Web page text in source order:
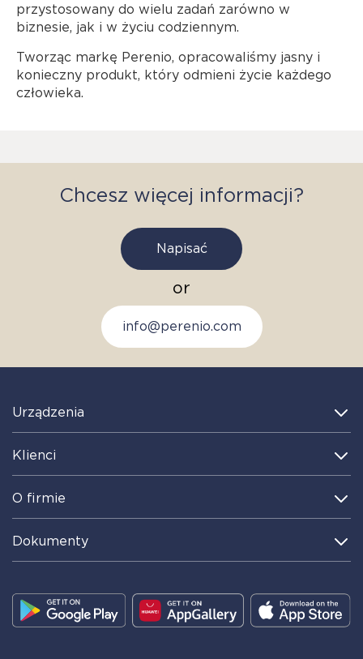
przystosowany do wielu zadań zarówno w
biznesie, jak i w życiu codziennym.
Tworząc markę Perenio, opracowaliśmy jasny i
konieczny produkt, który odmieni życie każdego
człowieka.
Chcesz więcej informacji?
Napisać
or
info@perenio.com
Urządzenia
Klienci
O firmie
Dokumenty